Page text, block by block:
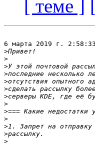
[ теме ]
6 марта 2019 г.
>
>
>
>
>
>
>
>
>
>
>
>
>